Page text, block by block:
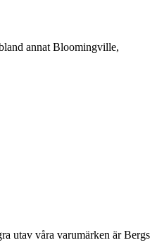
annat Bloomingville,
utav våra varumärken är Bergs